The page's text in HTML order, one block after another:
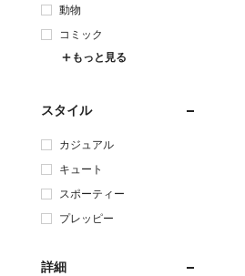
動物
コミック
もっと見る
スタイル
カジュアル
キュート
スポーティー
プレッピー
詳細